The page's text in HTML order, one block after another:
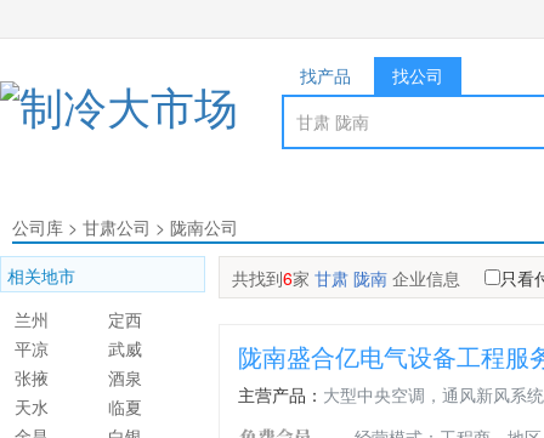
找产品 找公司
公司库 > 甘肃公司 > 陇南公司
共找到6家 甘肃 陇南企业信息 只看
陇南盛合亿电气设备工程服
主营产品： 大型中央空调，通风新风系
相关地市
兰州
定西
平凉
武威
张掖
酒泉
天水
临夏